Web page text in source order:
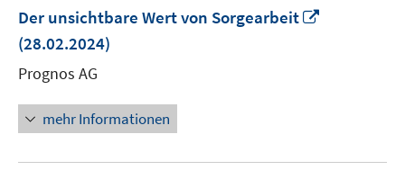
Der unsichtbare Wert von Sorgearbeit
(28.02.2024)
Prognos AG
mehr Informationen